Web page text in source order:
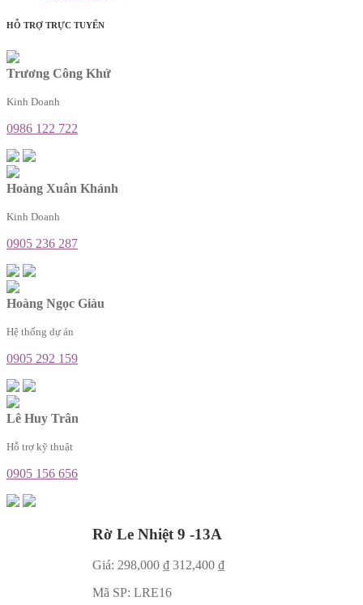
HỖ TRỢ TRỰC TUYẾN
Trương Công Khứ
Kinh Doanh
0986 122 722
Hoàng Xuân Khánh
Kinh Doanh
0905 236 287
Hoàng Ngọc Giàu
Hệ thống dự án
0905 292 159
Lê Huy Trân
Hỗ trợ kỹ thuật
0905 156 656
Rờ Le Nhiệt 9 -13A
Giá: 298,000 ₫ 312,400 ₫
Mã SP: LRE16